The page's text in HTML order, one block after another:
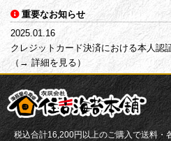
重要なお知らせ
2025.01.16
クレジットカード決済における本人認
（→ 詳細を見る）
税込合計16,200円以上のご購入で送料・